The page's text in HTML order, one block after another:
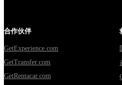
合作伙伴
GetExperience.com
GetTransfer.com
GetRentacar.com